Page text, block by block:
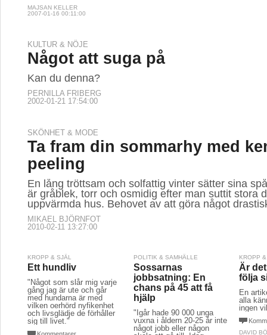
MAJSAN KELLER
2007-01-16 00:11:00
KULTUR & NÖJE
Något att suga på
Kan du denna?
PERNILLA FRIBERG
2002-01-21 17:54:00
SKÖNHET & MODE
Ta fram din sommarhy med
peeling
En lång tröttsam och solfattig vinter sätter sina
är gråblek, torr och osmidig efter man suttit stora
uppvärmda hus. Behovet av att göra något
MIKAEL BJÖRNFOT
2010-02-11 13:27:00
KROPP & SJÄL
Ett hundliv
"Något som slår mig varje
gång jag är ute och går
med hundarna är med
vilken oerhörd nyfikenhet
och livsglädje de förhåller
sig till livet."
Kommentarer
POLITIK & SAMHÄLLE
Sossarnas
jobbsatning: En
chans på 45 att få
hjälp
"Igår hade 90 000 unga
vuxna i åldern 20-25 år inte
något jobb eller någon
KROPP
Är
följa
En
alla
ingen
DAVID